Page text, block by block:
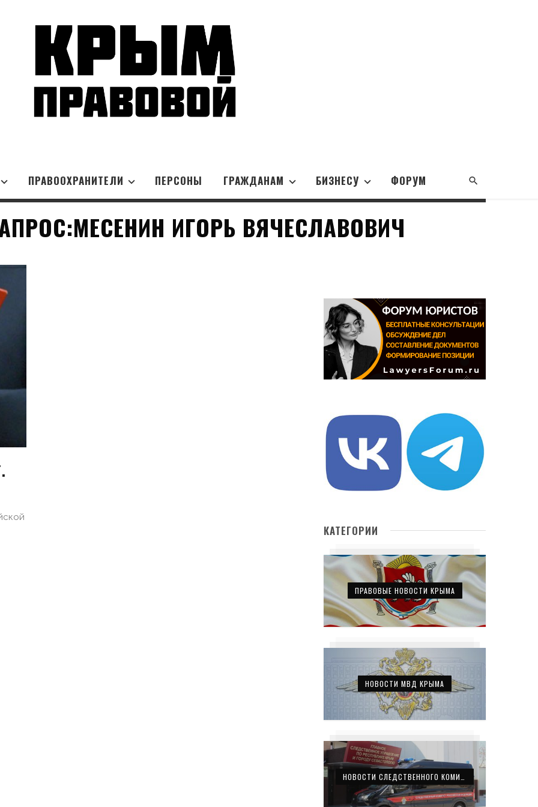
ПРАВООХРАНИТЕЛИ ПЕРСОНЫ ГРАЖДАНАМ БИЗНЕСУ ФОРУМ
ИГОРЬ ВЯЧЕСЛАВОВИЧ
КАТЕГОРИИ
ПРАВОВЫЕ НОВОСТИ КРЫМА
НОВОСТИ МВД КРЫМА